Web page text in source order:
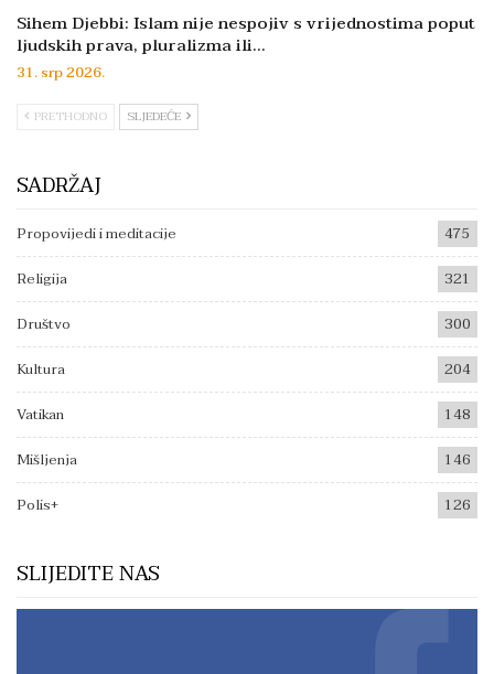
Sihem Djebbi: Islam nije nespojiv s vrijednostima poput
ljudskih prava, pluralizma ili…
31. srp 2026.
PRETHODNO SLJEDEĆE
SADRŽAJ
Propovijedi i meditacije
475
Religija
321
Društvo
300
Kultura
204
Vatikan
148
Mišljenja
146
Polis+
126
SLIJEDITE NAS